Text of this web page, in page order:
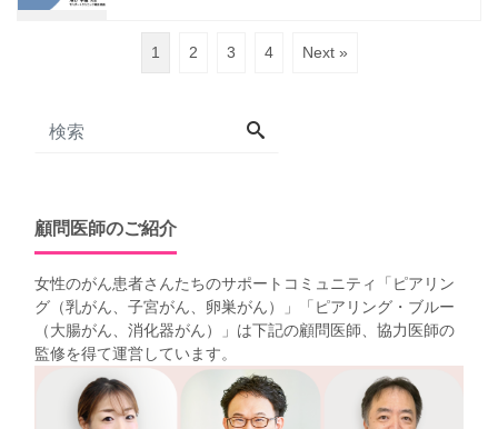
1 2 3 4 Next »
顧問医師のご紹介
女性のがん患者さんたちのサポートコミュニティ「 ピアリン
グ（乳がん、子宮がん、卵巣がん）
」「 ピアリング・ブルー
（大腸がん、消化器がん）
」は下記の顧問医師、協力医師の
監修を得て運営しています。